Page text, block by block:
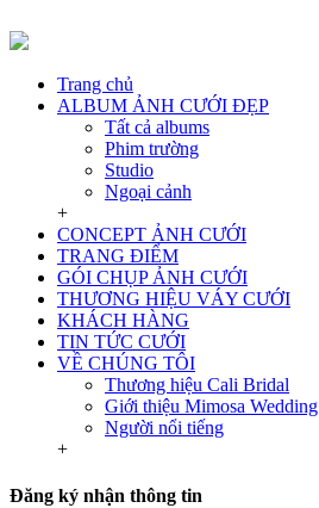
Trang chủ
ALBUM ẢNH CƯỚI ĐẸP
Tất cả albums
Phim trường
Studio
Ngoại cảnh
+
CONCEPT ẢNH CƯỚI
TRANG ĐIỂM
GÓI CHỤP ẢNH CƯỚI
THƯƠNG HIỆU VÁY CƯỚI
KHÁCH HÀNG
TIN TỨC CƯỚI
VỀ CHÚNG TÔI
Thương hiệu Cali Bridal
Giới thiệu Mimosa Wedding
Người nổi tiếng
+
Đăng ký nhận thông tin